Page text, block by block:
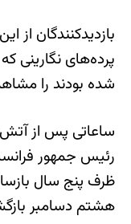
پرده‌های نگارینی
شده بودند را
رئیس جمهور
ظرف پنج سال
هشتم دسامبر